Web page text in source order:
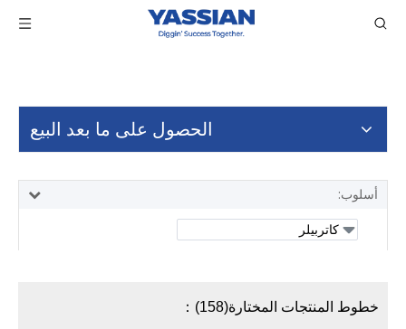
الحصول على ما بعد البيع
أسلوب:
خطوط المنتجات المختارة(158)：